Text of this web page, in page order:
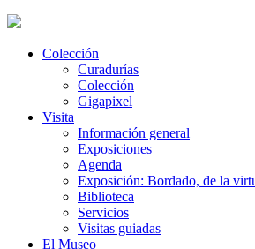
Colección
Curadurías
Colección
Gigapixel
Visita
Información general
Exposiciones
Agenda
Exposición: Bordado, de la
Biblioteca
Servicios
Visitas guiadas
El Museo